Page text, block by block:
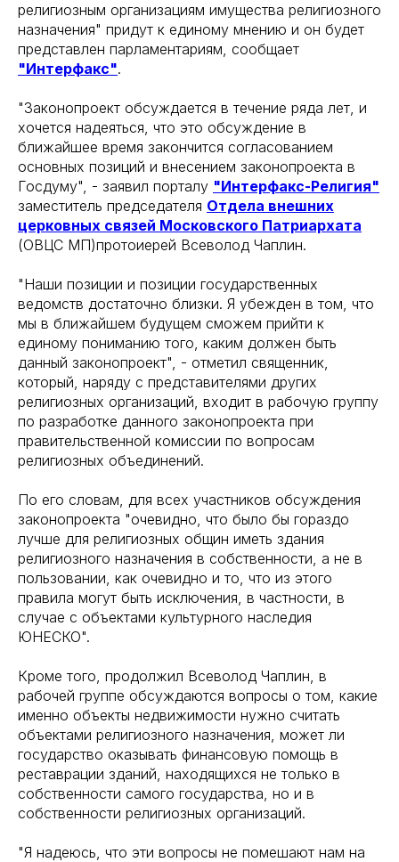
религиозным организациям имущества религиозного
назначения" придут к единому мнению и он будет
представлен парламентариям, сообщает
"Интерфакс".
"Законопроект обсуждается в течение ряда лет, и
хочется надеяться, что это обсуждение в
ближайшее время закончится согласованием
основных позиций и внесением законопроекта в
Госдуму", - заявил порталу "Интерфакс-Религия"
заместитель председателя Отдела внешних
церковных связей Московского Патриархата
(ОВЦС МП)протоиерей Всеволод Чаплин.
"Наши позиции и позиции государственных
ведомств достаточно близки. Я убежден в том, что
мы в ближайшем будущем сможем прийти к
единому пониманию того, каким должен быть
данный законопроект", - отметил священник,
который, наряду с представителями других
религиозных организаций, входит в рабочую группу
по разработке данного законопроекта при
правительственной комиссии по вопросам
религиозных объединений.
По его словам, для всех участников обсуждения
законопроекта "очевидно, что было бы гораздо
лучше для религиозных общин иметь здания
религиозного назначения в собственности, а не в
пользовании, как очевидно и то, что из этого
правила могут быть исключения, в частности, в
случае с объектами культурного наследия
ЮНЕСКО".
Кроме того, продолжил Всеволод Чаплин, в
рабочей группе обсуждаются вопросы о том, какие
именно объекты недвижимости нужно считать
объектами религиозного назначения, может ли
государство оказывать финансовую помощь в
реставрации зданий, находящихся не только в
собственности самого государства, но и в
собственности религиозных организаций.
"Я надеюсь, что эти вопросы не помешают нам на